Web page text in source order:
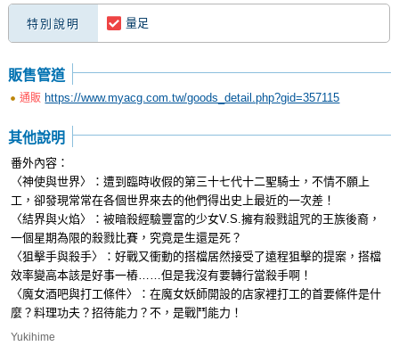
特別說明 量足
販售管道
通販 https://www.myacg.com.tw/goods_detail.php?gid=357115
其他說明
番外內容：
〈神使與世界〉：遭到臨時收假的第三十七代十二聖騎士，不情不願上
工，卻發現常常在各個世界來去的他們得出史上最近的一次差！
〈結界與火焰〉：被暗殺經驗豐富的少女V.S.擁有殺戮詛咒的王族後裔，
一個星期為限的殺戮比賽，究竟是生還是死？
〈狙擊手與殺手〉：好戰又衝動的搭檔居然接受了遠程狙擊的提案，搭檔
效率變高本該是好事一樁……但是我沒有要轉行當殺手啊！
〈魔女酒吧與打工條件〉：在魔女妖師開設的店家裡打工的首要條件是什
麼？料理功夫？招待能力？不，是戰鬥能力！
Yukihime